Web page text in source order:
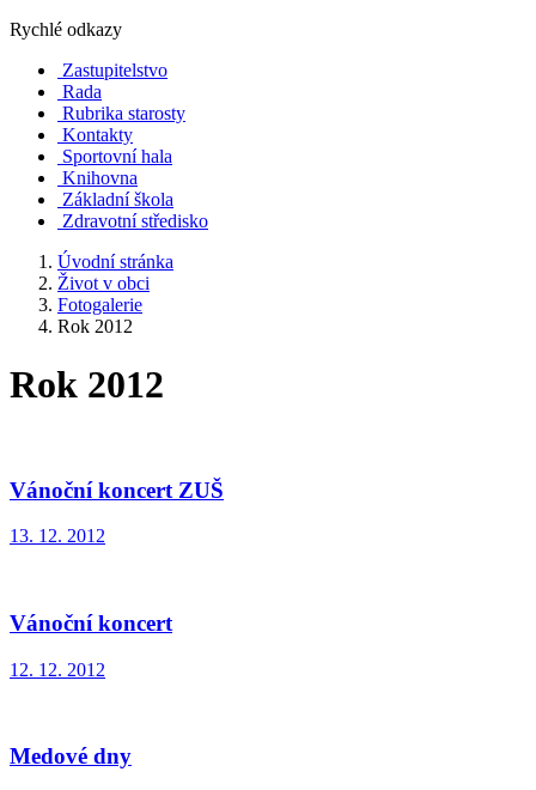
Rychlé odkazy
Zastupitelstvo
Rada
Rubrika starosty
Kontakty
Sportovní hala
Knihovna
Základní škola
Zdravotní středisko
Úvodní stránka
Život v obci
Fotogalerie
Rok 2012
Rok 2012
Vánoční koncert ZUŠ
13. 12. 2012
Vánoční koncert
12. 12. 2012
Medové dny